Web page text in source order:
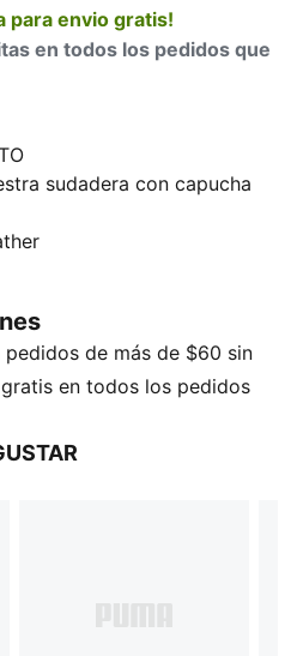
para envio gratis!
en todos los pedidos que
sudadera con capucha
relajado y gráficos
aporta vibraciones de
logotipos de F1® y
comodidad durante
en la moda urbana
y acogedor y bolsillo
de más de $60 sin
en todos los pedidos